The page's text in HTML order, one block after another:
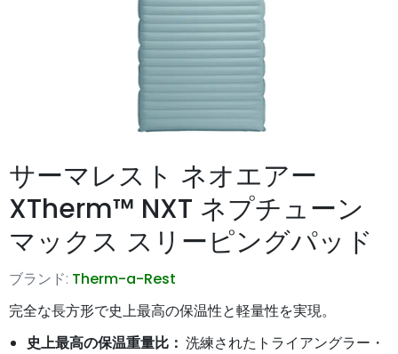
サーマレスト ネオエアー
XTherm™ NXT ネプチューン
マックス スリーピングパッド
ブランド: Therm-a-Rest
完全な長方形で史上最高の保温性と軽量性を実現。
史上最高の保温重量比： 洗練されたトライアングラー・